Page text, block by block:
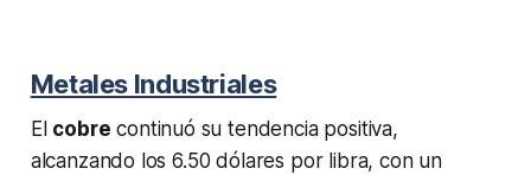
Metales Industriales
El cobre continuó su tendencia positiva,
alcanzando los 6.50 dólares por libra, con un